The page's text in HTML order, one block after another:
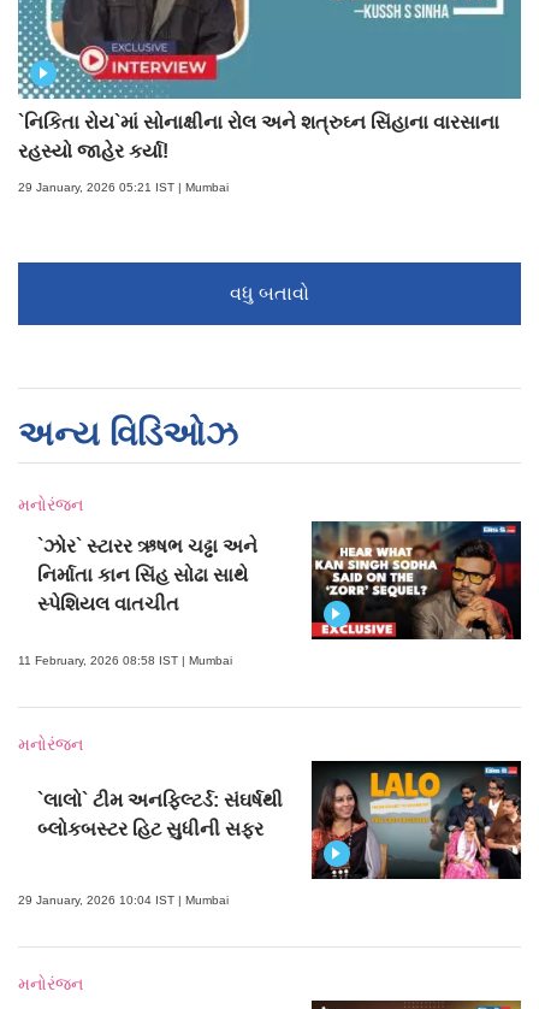
`નિકિતા રોય`માં સોનાક્ષીના રોલ અને શત્રુઘ્ન સિંહાના વારસાના
રહસ્યો જાહેર કર્યા!
29 January, 2026 05:21 IST | Mumbai
વધુ બતાવો
અન્ય વિડિઓઝ
મનોરંજન
`ઝોર` સ્ટારર ઋષભ ચઢ્ઢા અને
નિર્માતા કાન સિંહ સોઢા સાથે
સ્પેશિયલ વાતચીત
11 February, 2026 08:58 IST | Mumbai
મનોરંજન
`લાલો` ટીમ અનફિલ્ટર્ડ: સંઘર્ષથી
બ્લોકબસ્ટર હિટ સુધીની સફર
29 January, 2026 10:04 IST | Mumbai
મનોરંજન